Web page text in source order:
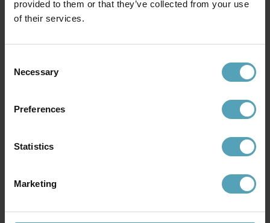
provided to them or that they’ve collected from your use
of their services.
Selection
Necessary
Preferences
Statistics
Marketing
Rek. 1 849 kr
PRISMATCH